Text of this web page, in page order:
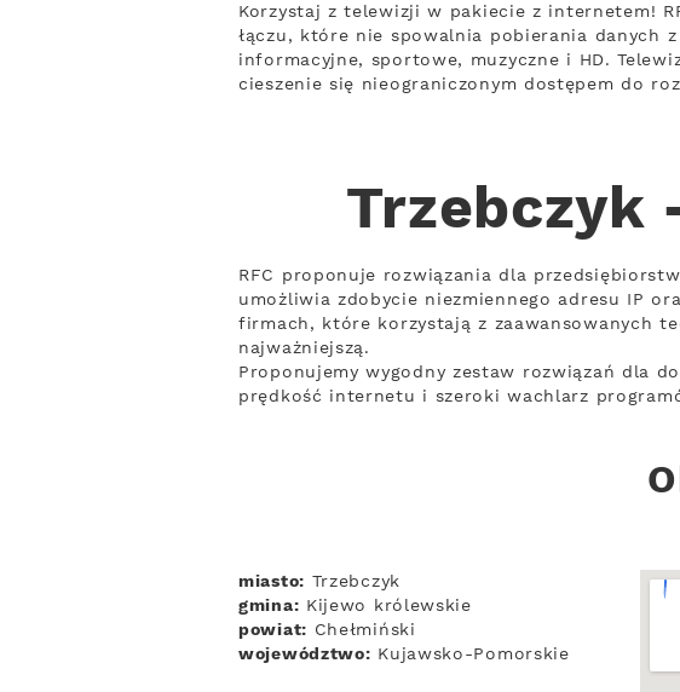
Korzystaj z telewizji w pakiecie z internetem!
łączu, które nie spowalnia pobierania danych
informacyjne, sportowe, muzyczne i HD.
cieszenie się nieograniczonym dostępem do
Trzebczyk
RFC proponuje rozwiązania dla
umożliwia zdobycie niezmiennego adresu IP
firmach, które korzystają z zaawansowanych
najważniejszą.
Proponujemy wygodny zestaw rozwiązań dla
prędkość internetu i szeroki wachlarz
miasto: Trzebczyk
gmina: Kijewo królewskie
powiat: Chełmiński
województwo: Kujawsko-Pomorskie